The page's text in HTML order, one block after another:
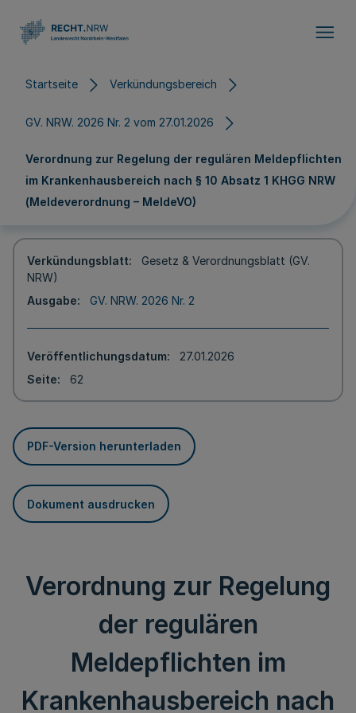
Startseite Verkündungsbereich
GV. NRW. 2026 Nr. 2 vom 27.01.2026
Verordnung zur Regelung der regulären Meldepflichten
im Krankenhausbereich nach § 10 Absatz 1 KHGG NRW
(Meldeverordnung – MeldeVO)
Verkündungsblatt
Gesetz & Verordnungsblatt (GV.
NRW)
Ausgabe
GV. NRW. 2026 Nr. 2
Veröffentlichungsdatum
27.01.2026
Seite
62
PDF-Version herunterladen
Dokument ausdrucken
Verordnung zur Regelung
der regulären
Meldepflichten im
Krankenhausbereich nach